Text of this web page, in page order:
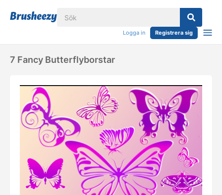
Logga in Registrera sig
7 Fancy Butterflyborstar